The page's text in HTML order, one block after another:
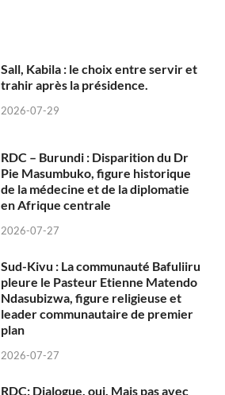
Sall, Kabila : le choix entre servir et
trahir après la présidence.
2026-07-29
RDC – Burundi : Disparition du Dr
Pie Masumbuko, figure historique
de la médecine et de la diplomatie
en Afrique centrale
2026-07-27
Sud-Kivu : La communauté Bafuliiru
pleure le Pasteur Etienne Matendo
Ndasubizwa, figure religieuse et
leader communautaire de premier
plan
2026-07-27
RDC: Dialogue, oui. Mais pas avec